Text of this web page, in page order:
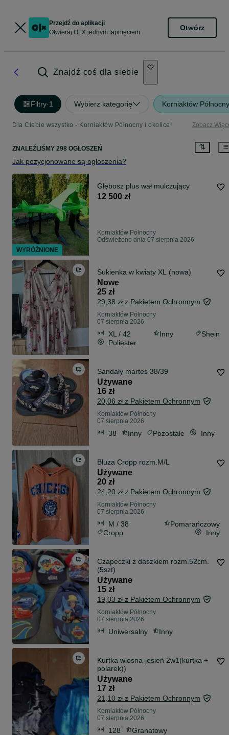
Przejdź do aplikacji
Otwieraj OLX jednym tapnięciem
Otwórz
Znajdź coś dla siebie
Filtry·1 Wybierz kategorię Korniaktów Północny
Dla Ciebie wszystko - Korniaktów Północny i okolice! Zobacz
ZNALEŹLIŚMY 298 OGŁOSZEŃ
Jak pozycjonowane są ogłoszenia?
Głębosz plus wał mulczujący
12 500 zł
Korniaktów Północny
Odświeżono dnia 07 sierpnia 2026
Sukienka w kwiaty XL (nowa)
Nowe
25 zł
29,38 zł z Pakietem Ochronnym
Korniaktów Północny
07 sierpnia 2026
XL / 42 Inny
Shein
Poliester
Sandały martes 38/39
Używane
16 zł
20,06 zł z Pakietem Ochronnym
Korniaktów Północny
07 sierpnia 2026
38 Inny Pozostałe Inny
Bluza Cropp rozm.M/L
Używane
20 zł
24,20 zł z Pakietem Ochronnym
Korniaktów Północny
07 sierpnia 2026
M / 38
Pomarańczowy
Cropp
Inny
Czapeczki z daszkiem rozm.52cm.
(5szt)
Używane
15 zł
19,03 zł z Pakietem Ochronnym
Korniaktów Północny
07 sierpnia 2026
Uniwersalny Inny
Kurtka wiosna-jesień 2w1(kurtka +
polarek))
Używane
17 zł
21,10 zł z Pakietem Ochronnym
Korniaktów Północny
07 sierpnia 2026
128 Granatowy
WYRÓŻNIONE